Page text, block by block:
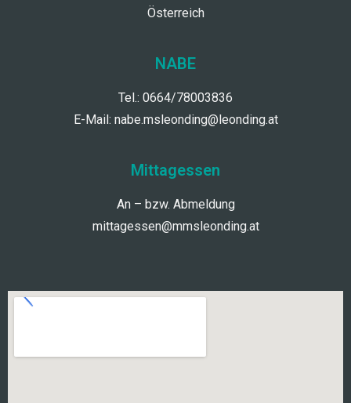
Österreich
NABE
Tel.: 0664/78003836
E-Mail: nabe.msleonding@leonding.at
Mittagessen
An – bzw. Abmeldung
mittagessen@mmsleonding.at